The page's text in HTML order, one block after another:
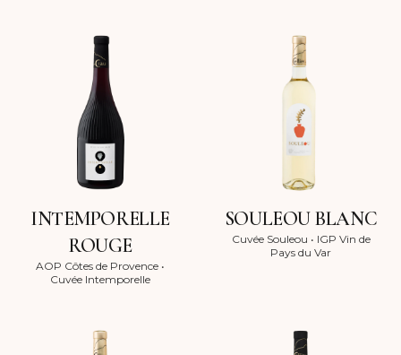
INTEMPORELLE
ROUGE
AOP Côtes de Provence •
Cuvée Intemporelle
SOULEOU BLANC
Cuvée Souleou • IGP Vin de
Pays du Var